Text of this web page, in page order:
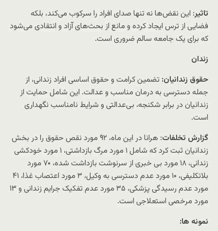
تاثیر: این نقض‌ها نه تنها صدای افراد را سرکوب می‌کند، بلکه
فضایی از ترس ایجاد کرده و مانع از بحث‌های آزاد و انتقادی می‌شود
که برای یک جامعه سالم ضروری است.
زندان
حقوق زندانیان: تضمین کرامت و حقوق اساسی افراد زندانی، از
جمله دسترسی به درمان مناسب و عدالت. این شامل حمایت از
زندانیان در برابر شکنجه، بی‌عدالتی و شرایط نامناسب نگهداری
است.
گزارش تخلفات
: هرانا در این ماه، ۹۲ مورد نقص حقوق را در بخش
زندانیان ثبت کرد که شامل ۱ مورد مرگ بازداشتی، ۱ مورد خودکشی
زندانی، ۱۸ مورد بی خبری از سرنوشت بازداشت شده، ۷۰ مورد
بلاتکلیفی، ۱۰ مورد عدم دسترسی به وکیل، ۳ مورد اعتصاب غذا، ۴۱
مورد عدم رسیدگی پزشکی، ۳۵ مورد عدم تفکیک جرایم زندانی و ۱۳
مورد مرخصی استعلاجی است.
نمونه ها: